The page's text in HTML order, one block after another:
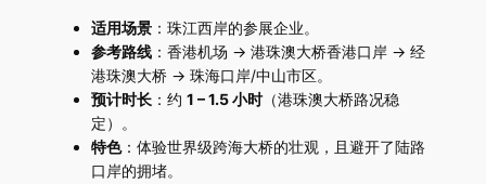
适用场景：珠江西岸的参展企业。
参考路线：香港机场 → 港珠澳大桥香港口岸 → 经
港珠澳大桥 → 珠海口岸/中山市区。
预计时长：约 1 – 1.5 小时（港珠澳大桥路况稳
定）。
特色：体验世界级跨海大桥的壮观，且避开了陆路
口岸的拥堵。